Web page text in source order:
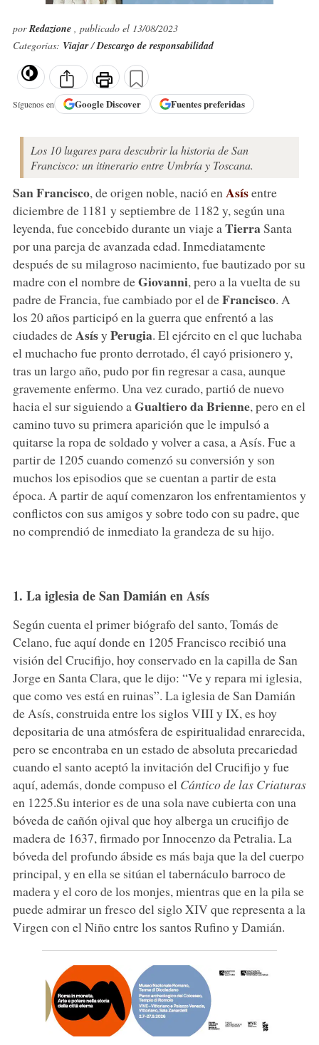
porRedazione , publicado el 13/08/2023
Categorías: Viajar/Descargo de responsabilidad
Síguenos en GoogleDiscover Fuentes preferidas
Los 10 lugares para descubrir la historia de San
Francisco: un itinerario entre Umbría y Toscana.
San Francisco, de origen noble, nació en Asísentre
diciembre de 1181 y septiembre de 1182 y, según una
leyenda, fue concebido durante un viaje a TierraSanta
por una pareja de avanzada edad. Inmediatamente
después de su milagroso nacimiento, fue bautizado por su
madre con el nombre deGiovanni, pero a la vuelta de su
padre de Francia, fue cambiado por el deFrancisco. A
los 20 años participó en la guerra que enfrentó a las
ciudades deAsísy Perugia. El ejército en el que luchaba
el muchacho fue pronto derrotado, él cayó prisionero y,
tras un largo año, pudo por fin regresar a casa, aunque
gravemente enfermo. Una vez curado, partió de nuevo
hacia el sur siguiendo a Gualtiero da Brienne, pero en el
camino tuvo su primera aparición que le impulsó a
quitarse la ropa de soldado y volver a casa, a Asís. Fue a
partir de 1205 cuando comenzó su conversión y son
muchos los episodios que se cuentan a partir de esta
época. A partir de aquí comenzaron los enfrentamientos y
conflictos con sus amigos y sobre todo con su padre, que
no comprendió de inmediato la grandeza de su hijo.
1. La iglesia de San Damián en Asís
Según cuenta el primer biógrafo del santo, Tomás de
Celano, fue aquí donde en 1205 Francisco recibió una
visión del Crucifijo, hoy conservado en la capilla de San
Jorge en Santa Clara, que le dijo: “Ve y repara mi iglesia,
que como ves está en ruinas”. La iglesia de San Damián
de Asís, construida entre los siglos VIII y IX, es hoy
depositaria de una atmósfera de espiritualidad enrarecida,
pero se encontraba en un estado de absoluta precariedad
cuando el santo aceptó la invitación del Crucifijo y fue
aquí, además, donde compuso el Cántico de las Criaturas
en 1225.Su interior es de una sola nave cubierta con una
bóveda de cañón ojival que hoy alberga un crucifijo de
madera de 1637, firmado por Innocenzo da Petralia. La
bóveda del profundo ábside es más baja que la del cuerpo
principal, y en ella se sitúan el tabernáculo barroco de
madera y el coro de los monjes, mientras que en la pila se
puede admirar un fresco del siglo XIV que representa a la
Virgen con el Niño entre los santos Rufino y Damián.